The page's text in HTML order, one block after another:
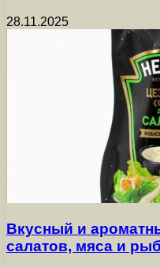
28.11.2025
Вкусный и
салатов, мяса и